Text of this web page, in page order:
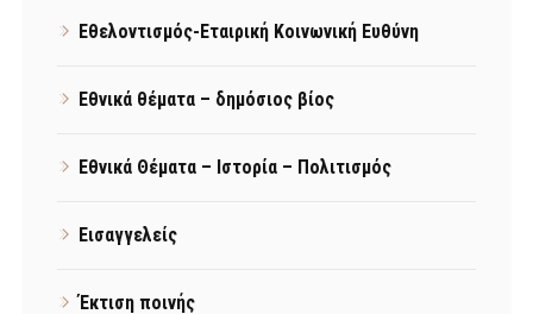
Εθελοντισμός-Εταιρική Κοινωνική Ευθύνη
Εθνικά θέματα – δημόσιος βίος
Εθνικά Θέματα – Ιστορία – Πολιτισμός
Εισαγγελείς
Έκτιση ποινής